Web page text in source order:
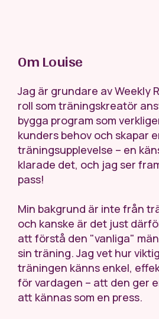
Om Louise
Jag är grundare av Weekly
roll som träningskreatör
bygga program som
kunders behov och skapar
träningsupplevelse – en
klarade det, och jag ser
pass!
Min bakgrund är inte från
och kanske är det just
att förstå den "vanliga"
sin träning. Jag vet hur
träningen känns enkel,
för vardagen – att den ger
att kännas som en press.